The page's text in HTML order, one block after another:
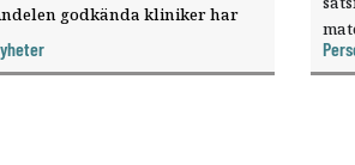
godkända kliniker har